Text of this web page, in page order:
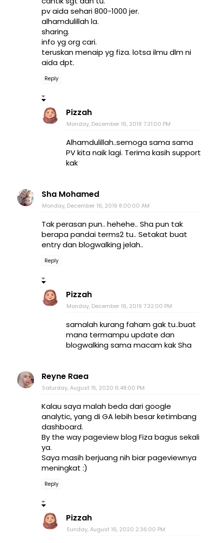
pv aida sehari 800-1000 jer.
alhamdulillah la.
sharing.
info yg org cari.
teruskan menaip yg fiza. lotsa ilmu dlm ni
aida dpt.
Reply
Pizzah
Monday, December 16, 2019 7:31:00 PM
Alhamdulillah..semoga sama sama
PV kita naik lagi. Terima kasih support
kak
Sha Mohamed
Monday, December 16, 2019 8:00:00 AM
Tak perasan pun.. hehehe.. Sha pun tak
berapa pandai terms2 tu.. Setakat buat
entry dan blogwalking jelah..
Reply
Pizzah
Monday, December 16, 2019 7:32:00 PM
samalah kurang faham gak tu..buat
mana termampu update dan
blogwalking sama macam kak Sha
Reyne Raea
Saturday, August 15, 2020 6:48:00 PM
Kalau saya malah beda dari google
analytic, yang di GA lebih besar ketimbang
dashboard.
By the way pageview blog Fiza bagus sekali
ya.
Saya masih berjuang nih biar pageviewnya
meningkat :)
Reply
Pizzah
Sunday, August 16, 2020 2:36:00 PM